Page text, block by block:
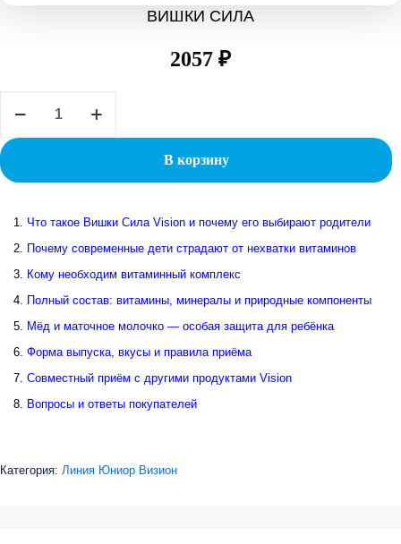
ВИШКИ СИЛА
2057 ₽
товара
СИЛА
В корзину
Что такое Вишки Сила Vision и почему его выбирают родители
Почему современные дети страдают от нехватки витаминов
Кому необходим витаминный комплекс
Полный состав: витамины, минералы и природные компоненты
Мёд и маточное молочко — особая защита для ребёнка
Форма выпуска, вкусы и правила приёма
Совместный приём с другими продуктами Vision
Вопросы и ответы покупателей
Категория: Линия Юниор Визион